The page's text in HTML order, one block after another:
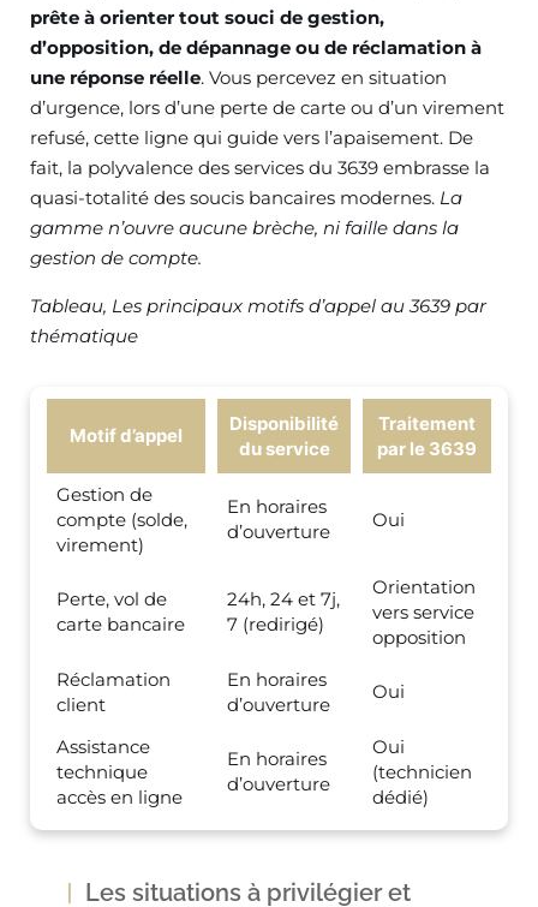
prête à orienter tout souci de gestion,
d’opposition, de dépannage ou de réclamation à
une réponse réelle. Vous percevez en situation
d’urgence, lors d’une perte de carte ou d’un virement
refusé, cette ligne qui guide vers l’apaisement. De
fait, la polyvalence des services du 3639 embrasse la
quasi-totalité des soucis bancaires modernes. La
gamme n’ouvre aucune brèche, ni faille dans la
gestion de compte.
Tableau, Les principaux motifs d’appel au 3639 par
thématique
Motif d’appel
Disponibilité
du service
Traitement
par le 3639
Gestion de
compte (solde,
virement)
En horaires
d’ouverture
Oui
Perte, vol de
carte bancaire
24h, 24 et 7j,
7 (redirigé)
Orientation
vers service
opposition
Réclamation
client
En horaires
d’ouverture
Oui
Assistance
technique
accès en ligne
En horaires
d’ouverture
Oui
(technicien
dédié)
Les situations à privilégier et